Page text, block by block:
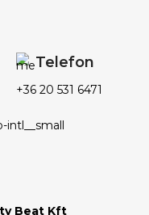
Telefon
+36 20 531 6471
Beat Kft